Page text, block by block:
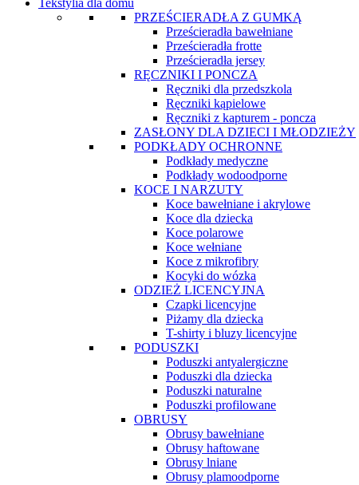
Tekstylia dla domu
PRZEŚCIERADŁA Z GUMKĄ
Prześcieradła bawełniane
Prześcieradła frotte
Prześcieradła jersey
RĘCZNIKI I PONCZA
Ręczniki dla przedszkola
Ręczniki kąpielowe
Ręczniki z kapturem - poncza
ZASŁONY DLA DZIECI I MŁODZIEŻY
PODKŁADY OCHRONNE
Podkłady medyczne
Podkłady wodoodporne
KOCE I NARZUTY
Koce bawełniane i akrylowe
Koce dla dziecka
Koce polarowe
Koce wełniane
Koce z mikrofibry
Kocyki do wózka
ODZIEŻ LICENCYJNA
Czapki licencyjne
Piżamy dla dziecka
T-shirty i bluzy licencyjne
PODUSZKI
Poduszki antyalergiczne
Poduszki dla dziecka
Poduszki naturalne
Poduszki profilowane
OBRUSY
Obrusy bawełniane
Obrusy haftowane
Obrusy lniane
Obrusy plamoodporne